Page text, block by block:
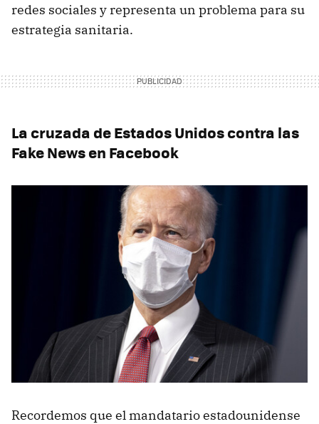
redes sociales y representa un problema para su
estrategia sanitaria.
La cruzada de Estados Unidos contra las
Fake News en Facebook
Recordemos que el mandatario estadounidense